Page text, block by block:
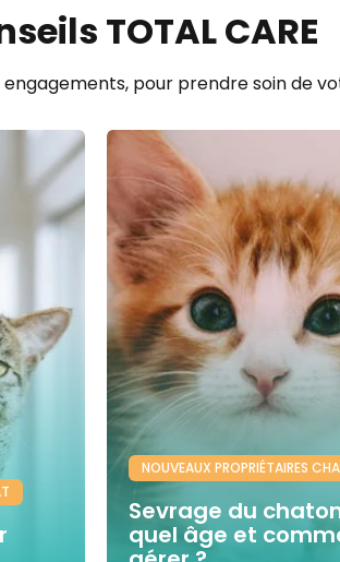
TOTAL CARE
pour prendre soin de
NOUVEAUX PROPRIÉTAIRES
Sevrage du
quel âge et